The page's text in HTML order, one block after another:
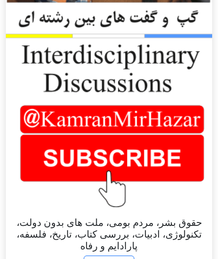
حقوق بشر، مردم بومی، ملت های بدون دولت،
تکنولوژی، ادبیات، بررسی کتاب، تاریخ، فلسفه،
پارادایم و رفاه